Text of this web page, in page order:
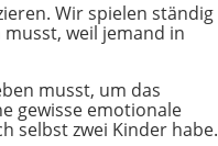
Wir spielen ständig
weil jemand in
musst, um das
gewisse emotionale
selbst zwei Kinder habe.